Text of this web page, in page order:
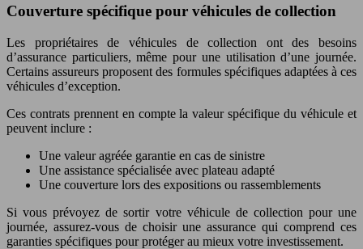
Couverture spécifique pour véhicules de collection
Les propriétaires de véhicules de collection ont des besoins
d’assurance particuliers, même pour une utilisation d’une journée.
Certains assureurs proposent des formules spécifiques adaptées à ces
véhicules d’exception.
Ces contrats prennent en compte la valeur spécifique du véhicule et
peuvent inclure :
Une valeur agréée garantie en cas de sinistre
Une assistance spécialisée avec plateau adapté
Une couverture lors des expositions ou rassemblements
Si vous prévoyez de sortir votre véhicule de collection pour une
journée, assurez-vous de choisir une assurance qui comprend ces
garanties spécifiques pour protéger au mieux votre investissement.